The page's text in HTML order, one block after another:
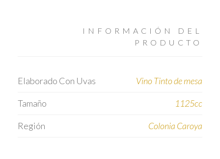
INFORMACIÓN DEL
PRODUCTO
Elaborado Con Uvas Vino Tinto de mesa
Tamaño 1125cc
Región Colonia Caroya